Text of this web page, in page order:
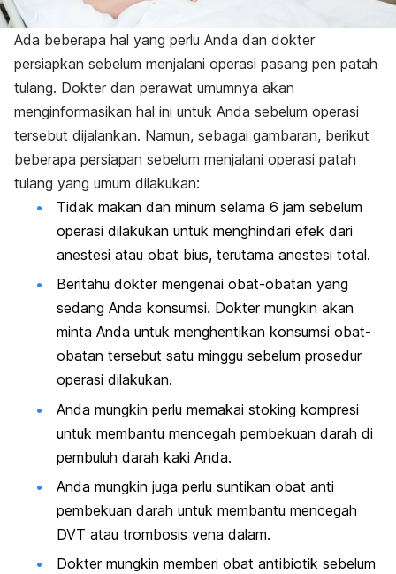
Ada beberapa hal yang perlu Anda dan dokter
persiapkan sebelum menjalani operasi pasang pen patah
tulang. Dokter dan perawat umumnya akan
menginformasikan hal ini untuk Anda sebelum operasi
tersebut dijalankan. Namun, sebagai gambaran, berikut
beberapa persiapan sebelum menjalani operasi patah
tulang yang umum dilakukan:
Tidak makan dan minum selama 6 jam sebelum
operasi dilakukan untuk menghindari efek dari
anestesi atau obat bius, terutama anestesi total.
Beritahu dokter mengenai obat-obatan yang
sedang Anda konsumsi. Dokter mungkin akan
minta Anda untuk menghentikan konsumsi obat-
obatan tersebut satu minggu sebelum prosedur
operasi dilakukan.
Anda mungkin perlu memakai stoking kompresi
untuk membantu mencegah pembekuan darah di
pembuluh darah kaki Anda.
Anda mungkin juga perlu suntikan obat anti
pembekuan darah untuk membantu mencegah
DVT atau trombosis vena dalam.
Dokter mungkin memberi obat antibiotik sebelum